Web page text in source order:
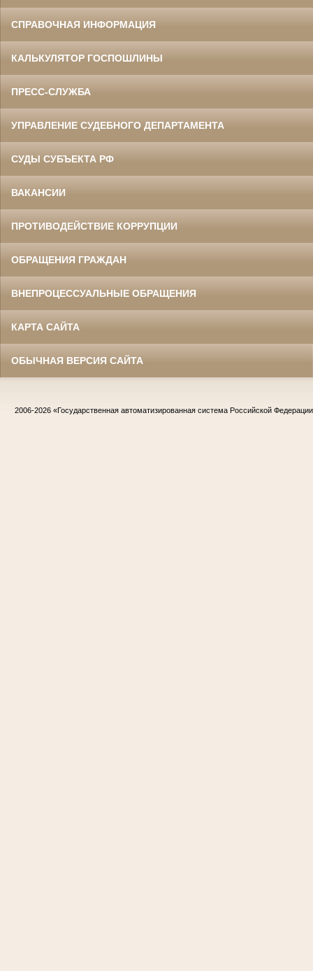
СПРАВОЧНАЯ ИНФОРМАЦИЯ
КАЛЬКУЛЯТОР ГОСПОШЛИНЫ
ПРЕСС-СЛУЖБА
УПРАВЛЕНИЕ СУДЕБНОГО ДЕПАРТАМЕНТА
СУДЫ СУБЪЕКТА РФ
ВАКАНСИИ
ПРОТИВОДЕЙСТВИЕ КОРРУПЦИИ
ОБРАЩЕНИЯ ГРАЖДАН
ВНЕПРОЦЕССУАЛЬНЫЕ ОБРАЩЕНИЯ
КАРТА САЙТА
ОБЫЧНАЯ ВЕРСИЯ САЙТА
2006-2026 «Государственная автоматизированная система Российской